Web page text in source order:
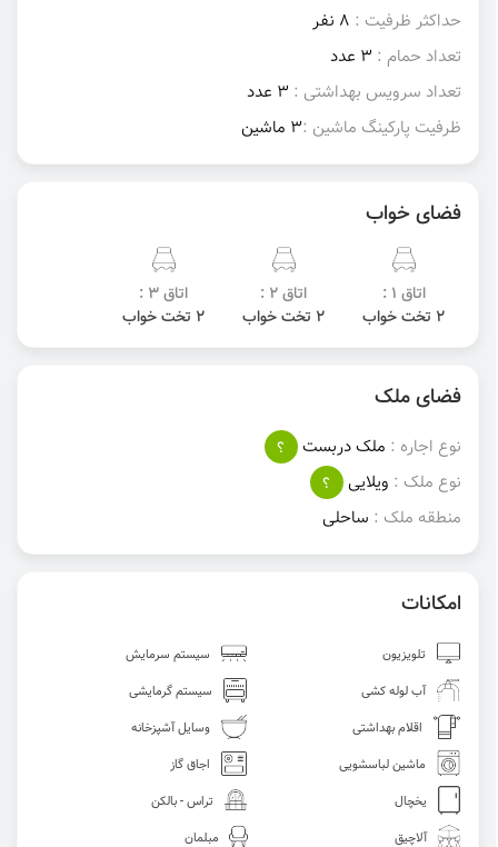
حداکثر ظرفیت : 8 نفر
تعداد حمام : 3 عدد
تعداد سرویس بهداشتی : 3 عدد
ظرفیت پارکینگ ماشین :3 ماشین
فضای خواب
اتاق 1 :
2 تخت خواب
اتاق 2 :
2 تخت خواب
اتاق 3 :
2 تخت خواب
فضای ملک
نوع اجاره : ملک دربست
؟
نوع ملک : ویلایی
؟
منطقه ملک : ساحلی
امکانات
تلویزیون
سیستم سرمایش
آب لوله کشی
سیستم گرمایشی
اقلام بهداشتی
وسایل آشپزخانه
ماشین لباسشویی
اجاق گاز
یخچال
تراس - بالکن
آلاچیق
مبلمان